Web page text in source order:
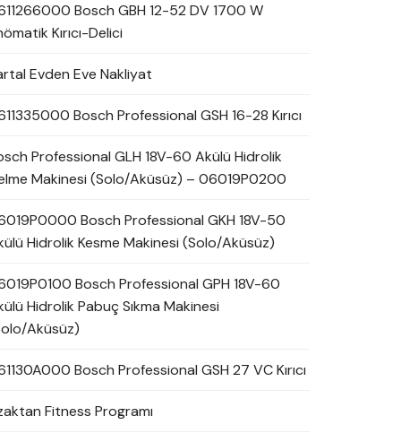
Bosch GBH 12-52 DV 1700 W
Kırıcı-Delici
Evden Eve Nakliyat
Bosch Professional GSH 16-28 Kırıcı
Professional GLH 18V-60 Akülü Hidrolik
Makinesi (Solo/Aküsüz) – 06019P0200
Bosch Professional GKH 18V-50
Hidrolik Kesme Makinesi (Solo/Aküsüz)
Bosch Professional GPH 18V-60
Hidrolik Pabuç Sıkma Makinesi
Aküsüz)
Bosch Professional GSH 27 VC Kırıcı
Fitness Programı